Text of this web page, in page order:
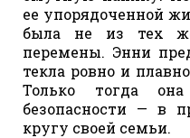
ее упорядоченной
была не из тех
перемены. Энни
текла ровно и
Только тогда
безопасности — в
кругу своей семьи.